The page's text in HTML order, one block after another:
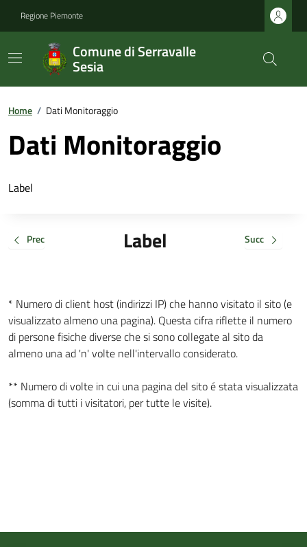
Regione Piemonte
Comune di Serravalle
Sesia
Home / Dati Monitoraggio
Dati Monitoraggio
Label
Prec Label Succ
* Numero di client host (indirizzi IP) che hanno visitato il sito (e
visualizzato almeno una pagina). Questa cifra riflette il numero
di persone fisiche diverse che si sono collegate al sito da
almeno una ad 'n' volte nell'intervallo considerato.
** Numero di volte in cui una pagina del sito é stata visualizzata
(somma di tutti i visitatori, per tutte le visite).